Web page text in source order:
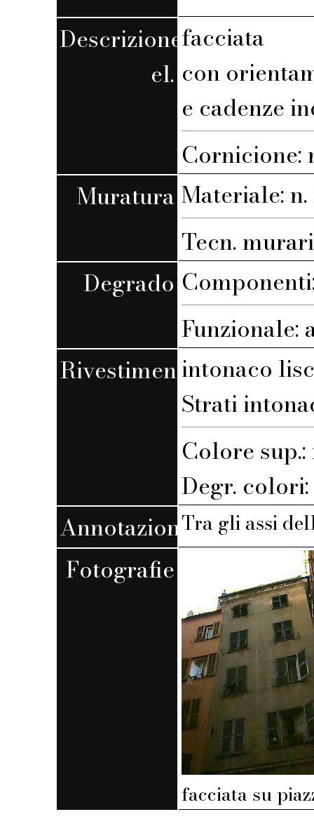
Descrizione
el.
facciata
con
e cadenze
Cornicione:
Muratura Materiale: n.
Tecn.
Degrado
Funzionale:
Rivestimentointonaco
Strati
Colore
Degr.
AnnotazioniTra gli assi
Fotografie
facciata su